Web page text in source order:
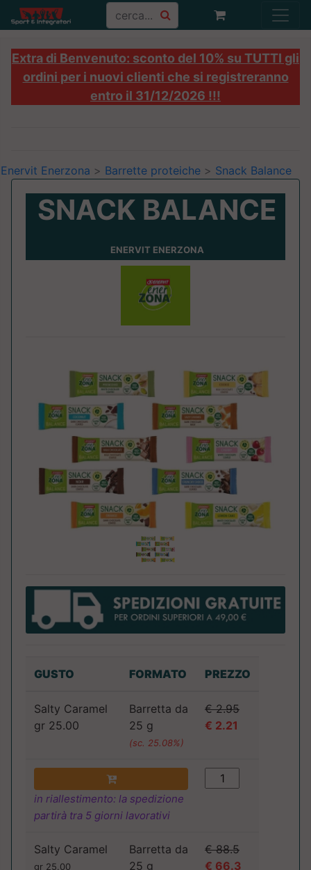
Extra di Benvenuto: sconto del 10% su TUTTI gli
ordini per i nuovi clienti che si registreranno
entro il 31/12/2026 !!!
Enervit Enerzona > Barrette proteiche > Snack Balance
SNACK BALANCE
ENERVIT ENERZONA
GUSTO FORMATO PREZZO
Salty Caramel
gr 25.00
Barretta da
25 g
(sc. 25.08%)
€ 2.95
€ 2.21
in riallestimento: la spedizione
partirà tra 5 giorni lavorativi
Salty Caramel
gr 25.00
Barretta da
25 g
€ 88.5
€ 66.3